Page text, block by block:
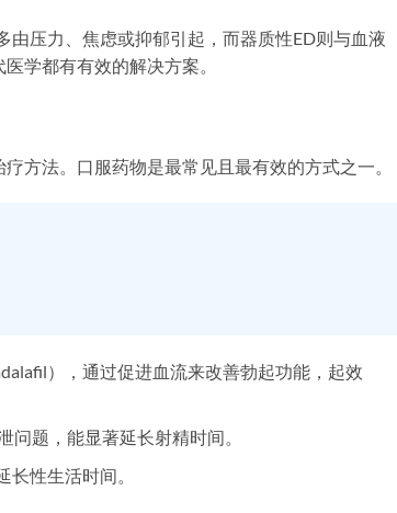
压力、焦虑或抑郁引起，而器质性ED则与血液
学都有有效的解决方案。
方法。口服药物是最常见且最有效的方式之一。
），通过促进血流来改善勃起功能，起效
题，能显著延长射精时间。
性生活时间。